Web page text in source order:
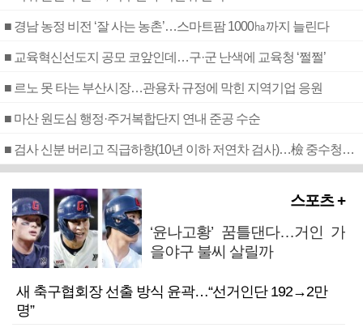
■ 경남 농정 비전 ‘잘 사는 농촌’…스마트팜 1000㏊까지 늘린다
■ 교육혁신선도지 공모 코앞인데…구·군 난색에 교육청 ‘쩔쩔’
■ 르노 못 타는 부산시장…관용차 규정에 막힌 지역기업 응원
■ 마산 원도심 행정·주거복합단지 연내 준공 수순
■ 검사 신분 버리고 직급하향(10년 이하 저연차 검사)…檢 중수청행 기피
스포츠 +
‘윤나고황’ 꿈틀댄다…거인 가
을야구 불씨 살릴까
새 축구협회장 선출 방식 윤곽…“선거인단 192→2만
명”